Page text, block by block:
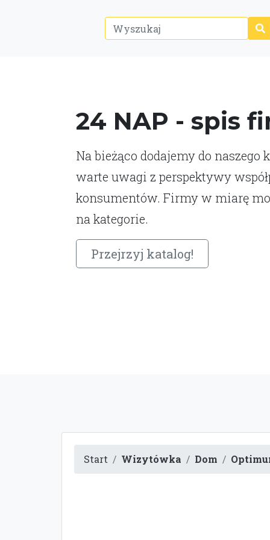
24 NAP - spis
Na bieżąco dodajemy do naszego
warte uwagi z perspektywy
konsumentów. Firmy w miarę
na kategorie.
Przejrzyj katalog!
Start Wizytówka Dom